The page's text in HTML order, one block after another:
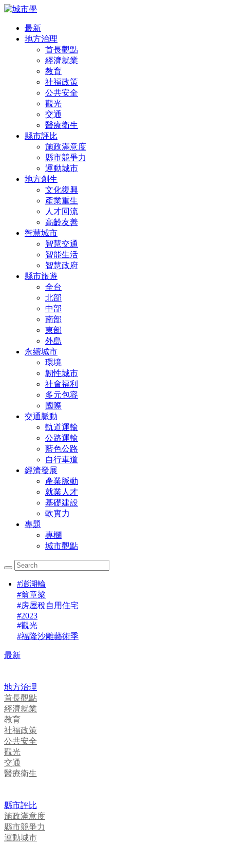
最新
地方治理
首長觀點
經濟就業
教育
社福政策
公共安全
觀光
交通
醫療衛生
縣市評比
施政滿意度
縣市競爭力
運動城市
地方創生
文化復興
產業重生
人才回流
高齡友善
智慧城市
智慧交通
智能生活
智慧政府
縣市旅遊
全台
北部
中部
南部
東部
外島
永續城市
環境
韌性城市
社會福利
多元包容
國際
交通脈動
軌道運輸
公路運輸
藍色公路
自行車道
經濟發展
產業脈動
就業人才
基礎建設
軟實力
專題
專欄
城市觀點
#澎湖輪
#翁章梁
#房屋稅自用住宅
#2023
#觀光
#福隆沙雕藝術季
最新
地方治理
首長觀點
經濟就業
教育
社福政策
公共安全
觀光
交通
醫療衛生
縣市評比
施政滿意度
縣市競爭力
運動城市